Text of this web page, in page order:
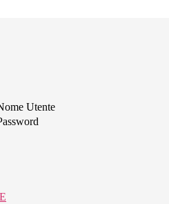
Utente